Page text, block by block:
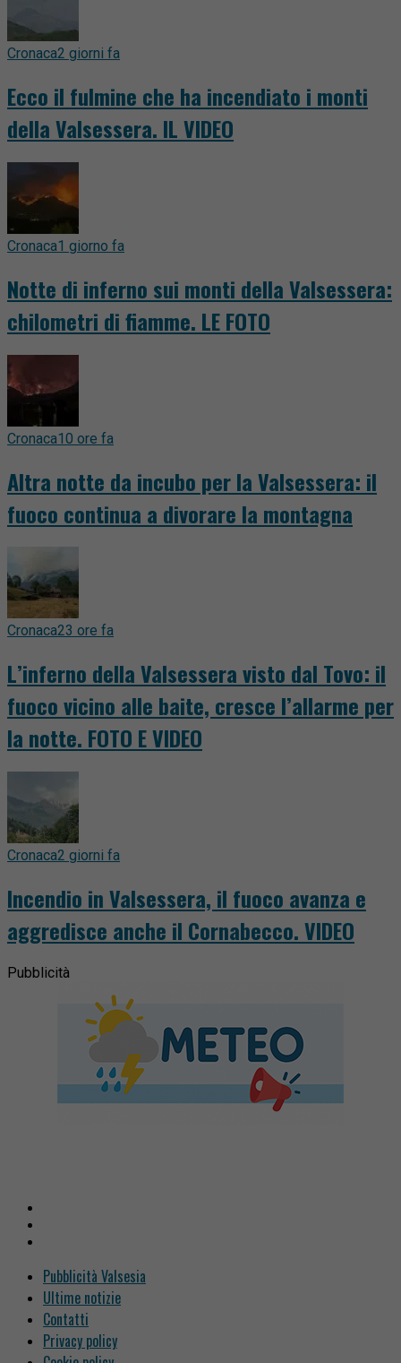
Cronaca2 giorni fa
Ecco il fulmine che ha incendiato i monti
della Valsessera. IL VIDEO
Cronaca1 giorno fa
Notte di inferno sui monti della Valsessera:
chilometri di fiamme. LE FOTO
Cronaca10 ore fa
Altra notte da incubo per la Valsessera: il
fuoco continua a divorare la montagna
Cronaca23 ore fa
L’inferno della Valsessera visto dal Tovo: il
fuoco vicino alle baite, cresce l’allarme per
la notte. FOTO E VIDEO
Cronaca2 giorni fa
Incendio in Valsessera, il fuoco avanza e
aggredisce anche il Cornabecco. VIDEO
Pubblicità
Pubblicità Valsesia
Ultime notizie
Contatti
Privacy policy